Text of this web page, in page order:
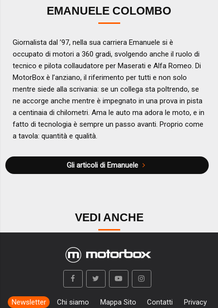
EMANUELE COLOMBO
Giornalista dal ’97, nella sua carriera Emanuele si è
occupato di motori a 360 gradi, svolgendo anche il ruolo di
tecnico e pilota collaudatore per Maserati e Alfa Romeo. Di
MotorBox è l’anziano, il riferimento per tutti e non solo
mentre siede alla scrivania: se un collega sta poltrendo, se
ne accorge anche mentre è impegnato in una prova in pista
a centinaia di chilometri. Ama le auto ma adora le moto, e in
fatto di tecnologia è sempre un passo avanti. Proprio come
a tavola: quantità e qualità.
Gli articoli di Emanuele
VEDI ANCHE
Newsletter Chi siamo Mappa Sito Contatti Privacy